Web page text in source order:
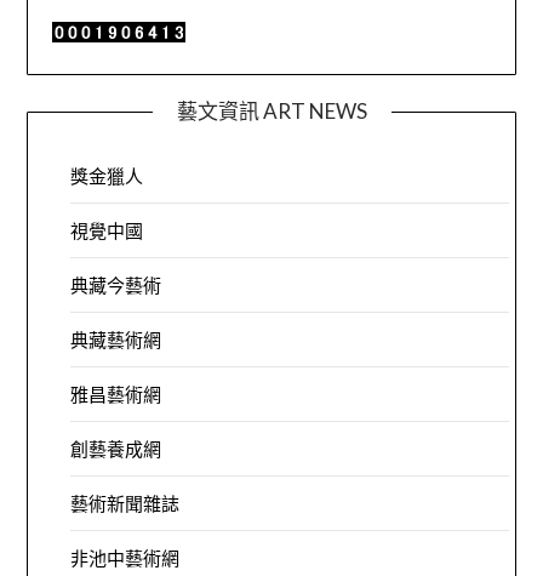
藝文資訊 ART NEWS
獎金獵人
視覺中國
典藏今藝術
典藏藝術網
雅昌藝術網
創藝養成網
藝術新聞雜誌
非池中藝術網